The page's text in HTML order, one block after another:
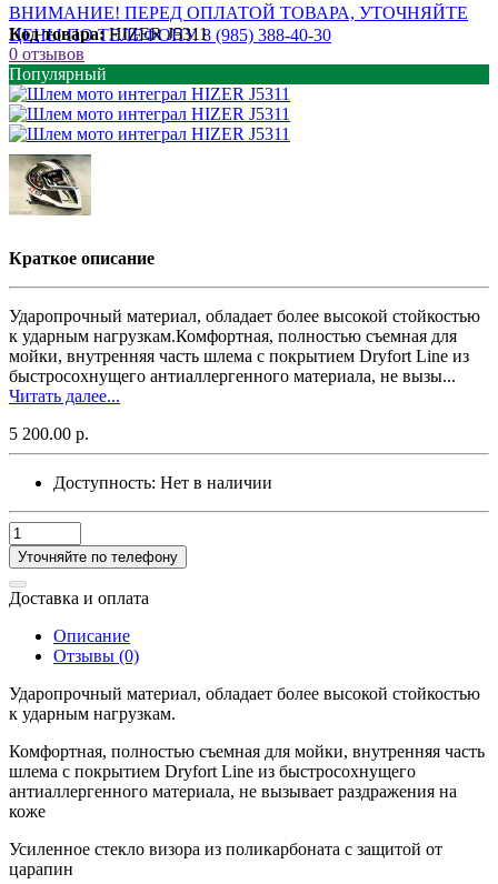
ВНИМАНИЕ! ПЕРЕД ОПЛАТОЙ ТОВАРА, УТОЧНЯЙТЕ
ЦЕНЫ ПО ТЕЛЕФОНУ. 8 (985) 388-40-30
Код товара: HIZER J5311
0 отзывов
Популярный
Краткое описание
Ударопрочный материал, обладает более высокой стойкостью
к ударным нагрузкам.Комфортная, полностью съемная для
мойки, внутренняя часть шлема с покрытием Dryfort Line из
быстросохнущего антиаллергенного материала, не вызы...
Читать далее...
5 200.00 р.
Доступность: Нет в наличии
Уточняйте по телефону
Доставка и оплата
Описание
Отзывы (0)
Ударопрочный материал, обладает более высокой стойкостью
к ударным нагрузкам.
Комфортная, полностью съемная для мойки, внутренняя часть
шлема с покрытием Dryfort Line из быстросохнущего
антиаллергенного материала, не вызывает раздражения на
коже
Усиленное стекло визора из поликарбоната с защитой от
царапин